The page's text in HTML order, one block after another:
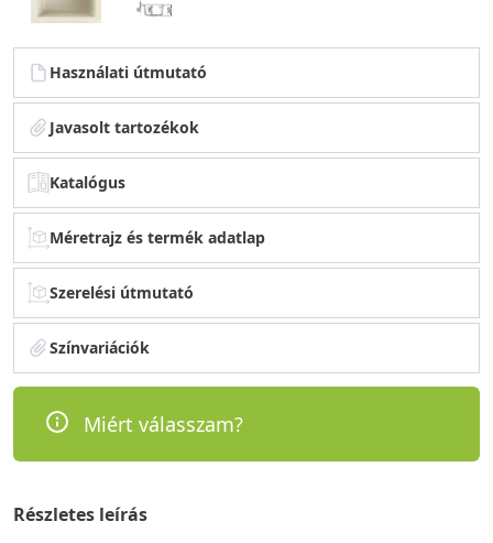
Használati útmutató
Javasolt tartozékok
Katalógus
Méretrajz és termék adatlap
Szerelési útmutató
Színvariációk
Miért válasszam?
Részletes leírás